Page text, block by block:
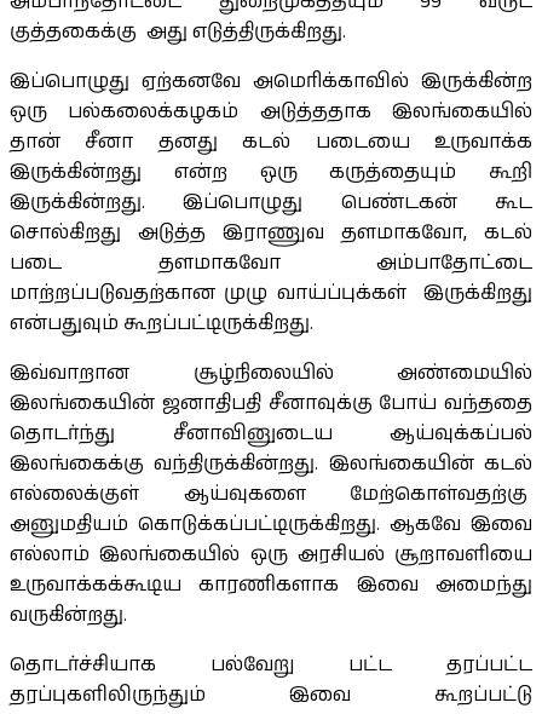
குத்தகைக்கு அது எடுத்திருக்கிறது.
இப்பொழுது ஏற்கனவே அமெரிக்காவில் இருக்கின்ற
ஒரு பல்கலைக்கழகம் அடுத்ததாக இலங்கையில்
தான் சீனா தனது கடல் படையை உருவாக்க
இருக்கின்றது என்ற ஒரு கருத்தையும் கூறி
இருக்கின்றது. இப்பொழுது பெண்டகன் கூட
சொல்கிறது அடுத்த இராணுவ தளமாகவோ, கடல்
படை தளமாகவோ அம்பாதோட்டை
மாற்றப்படுவதற்கான முழு வாய்ப்புக்கள் இருக்கிறது
என்பதுவும் கூறப்பட்டிருக்கிறது.
இவ்வாறான சூழ்நிலையில் அண்மையில்
இலங்கையின் ஜனாதிபதி சீனாவுக்கு போய் வந்ததை
தொடர்ந்து சீனாவினுடைய ஆய்வுக்கப்பல்
இலங்கைக்கு வந்திருக்கின்றது. இலங்கையின் கடல்
எல்லைக்குள் ஆய்வுகளை மேற்கொள்வதற்கு
அனுமதியம் கொடுக்கப்பட்டிருக்கிறது. ஆகவே இவை
எல்லாம் இலங்கையில் ஒரு அரசியல் சூறாவளியை
உருவாக்கக்கூடிய காரணிகளாக இவை அமைந்து
வருகின்றது.
தொடர்ச்சியாக பல்வேறு பட்ட தரப்பட்ட
தரப்புகளிலிருந்தும் இவை கூறப்பட்டு